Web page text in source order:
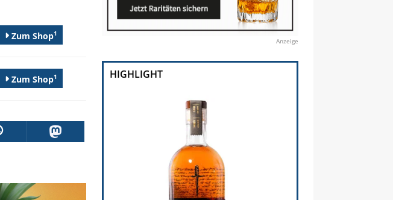
Zum Shop1
Zum Shop1
Anzeige
HIGHLIGHT